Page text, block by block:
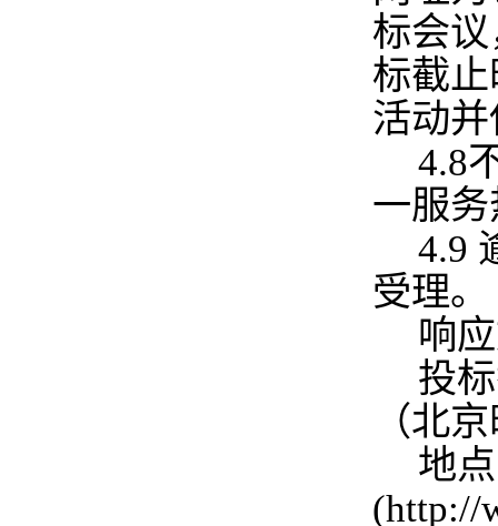
标会
标截
活动
4.8
一服务
4.9
受理。
响
投
（北
地
(http://